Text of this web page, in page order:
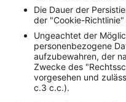
Die Dauer der
der "Cookie-
Ungeachtet der
personenbezogene
aufzubewahren, der
Zwecke des
vorgesehen und
c.3 c.c.).